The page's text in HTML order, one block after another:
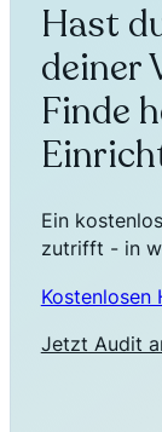
Hast
deiner
Finde
Ein
zutrifft - in
Kostenlosen
Jetzt Audit